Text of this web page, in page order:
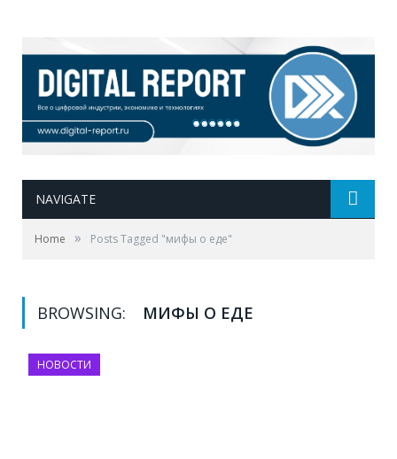
NAVIGATE
Home » Posts Tagged "мифы о еде"
BROWSING: МИФЫ О ЕДЕ
НОВОСТИ